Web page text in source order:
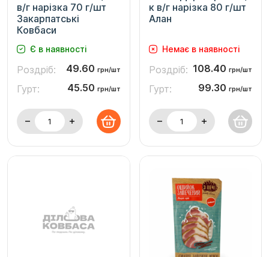
в/г нарізка 70 г/шт
Закарпатські
Ковбаси
Є в наявності
Роздріб: 49.60 грн/шт
Гурт: 45.50 грн/шт
к в/г нарізка 80 г/шт
Алан
Немає в наявності
Роздріб: 108.40 грн/шт
Гурт: 99.30 грн/шт